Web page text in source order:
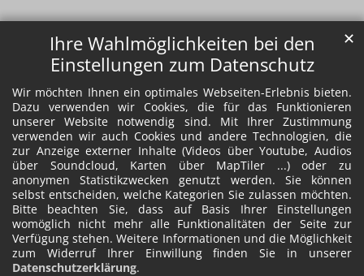
Ihre Wahlmöglichkeiten bei den
Einstellungen zum Datenschutz
Wir möchten Ihnen ein optimales Webseiten-Erlebnis bieten.
Dazu verwenden wir Cookies, die für das Funktionieren
unserer Website notwendig sind. Mit Ihrer Zustimmung
verwenden wir auch Cookies und andere Technologien, die
zur Anzeige externer Inhalte (Videos über Youtube, Audios
über Soundcloud, Karten über MapTiler ...) oder zu
anonymen Statistikzwecken genutzt werden. Sie können
selbst entscheiden, welche Kategorien Sie zulassen möchten.
Bitte beachten Sie, dass auf Basis Ihrer Einstellungen
womöglich nicht mehr alle Funktionalitäten der Seite zur
Verfügung stehen. Weitere Informationen und die Möglichkeit
zum Widerruf Ihrer Einwillung finden Sie in unserer
Datenschutzerklärung.
✕